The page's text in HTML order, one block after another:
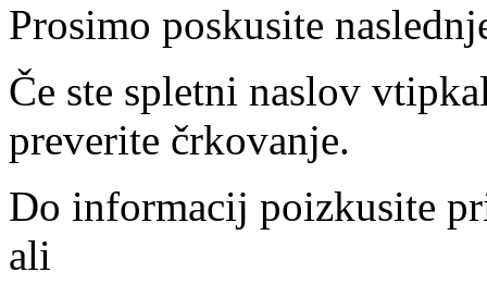
Prosimo poskusite
Če ste spletni naslov
preverite črkovanje.
Do informacij poizkusite
ali